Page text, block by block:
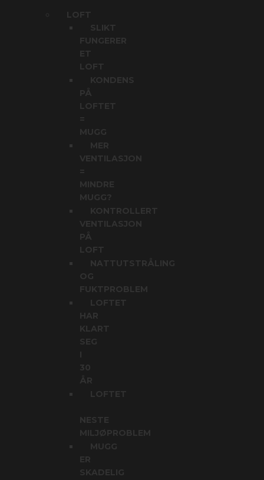
SLIKT
FUNGERER
KONDENS
PÅ
MUGG
MER
VENTILASJON
MINDRE
MUGG?
KONTROLLERT
VENTILASJON
PÅ
NATTUTSTRÅLING
FUKTPROBLEM
HAR
KLART
30
ÅR
MILJØPROBLEM
MUGG
ER
SKADELIG